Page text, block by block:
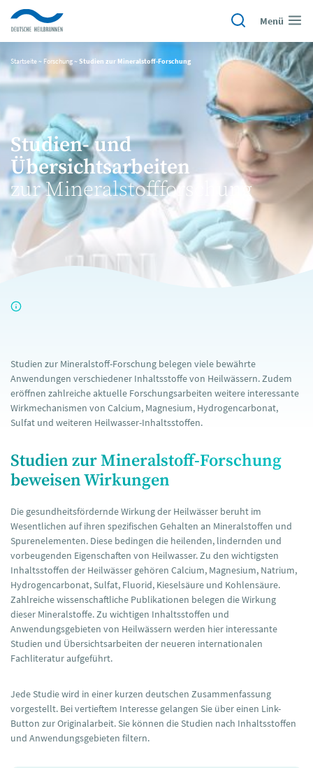
Menü
Startseite~ Forschung~ Studien zur Mineralstoff-Forschung
Studien- und
Übersichtsarbeiten
zur Mineralstoffforschung
Studien zur Mineralstoff-Forschung belegen viele bewährte
Anwendungen verschiedener Inhaltsstoffe von Heilwässern. Zudem
eröffnen zahlreiche aktuelle Forschungsarbeiten weitere interessante
Wirkmechanismen von Calcium, Magnesium, Hydrogencarbonat,
Sulfat und weiteren Heilwasser-Inhaltsstoffen.
Studien zur Mineralstoff-Forschung
beweisen Wirkungen
Die gesundheitsfördernde Wirkung der Heilwässer beruht im
Wesentlichen auf ihren spezifischen Gehalten an Mineralstoffen und
Spurenelementen. Diese bedingen die heilenden, lindernden und
vorbeugenden Eigenschaften von Heilwasser. Zu den wichtigsten
Inhaltsstoffen der Heilwässer gehören Calcium, Magnesium, Natrium,
Hydrogencarbonat, Sulfat, Fluorid, Kieselsäure und Kohlensäure.
Zahlreiche wissenschaftliche Publikationen belegen die Wirkung
dieser Mineralstoffe. Zu wichtigen Inhaltsstoffen und
Anwendungsgebieten von Heilwässern werden hier interessante
Studien und Übersichtsarbeiten der neueren internationalen
Fachliteratur aufgeführt.
Jede Studie wird in einer kurzen deutschen Zusammenfassung
vorgestellt. Bei vertieftem Interesse gelangen Sie über einen Link-
Button zur Originalarbeit. Sie können die Studien nach Inhaltsstoffen
und Anwendungsgebieten filtern.